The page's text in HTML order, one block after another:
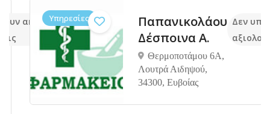
ακόμα
Υπηρεσίες
Παπανικολάου
Δέσποινα Α.
Θερμοποτάμου 6Α,
Λουτρά Αιδηψού,
34300, Ευβοίας
Δεν